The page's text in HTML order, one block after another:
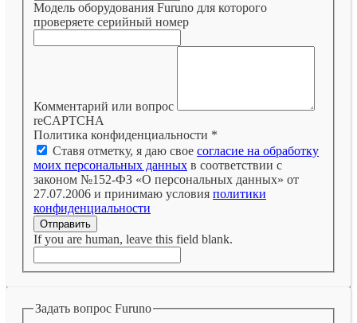
Модель оборудования Furuno для которого
проверяете серийный номер
Комментарий или вопрос
reCAPTCHA
Политика конфиденциальности *
Ставя отметку, я даю свое согласие на обработку
моих персональных данных в соответствии с
законом №152-ФЗ «О персональных данных» от
27.07.2006 и принимаю условия политики
конфиденциальности
Отправить
If you are human, leave this field blank.
Задать вопрос Furuno